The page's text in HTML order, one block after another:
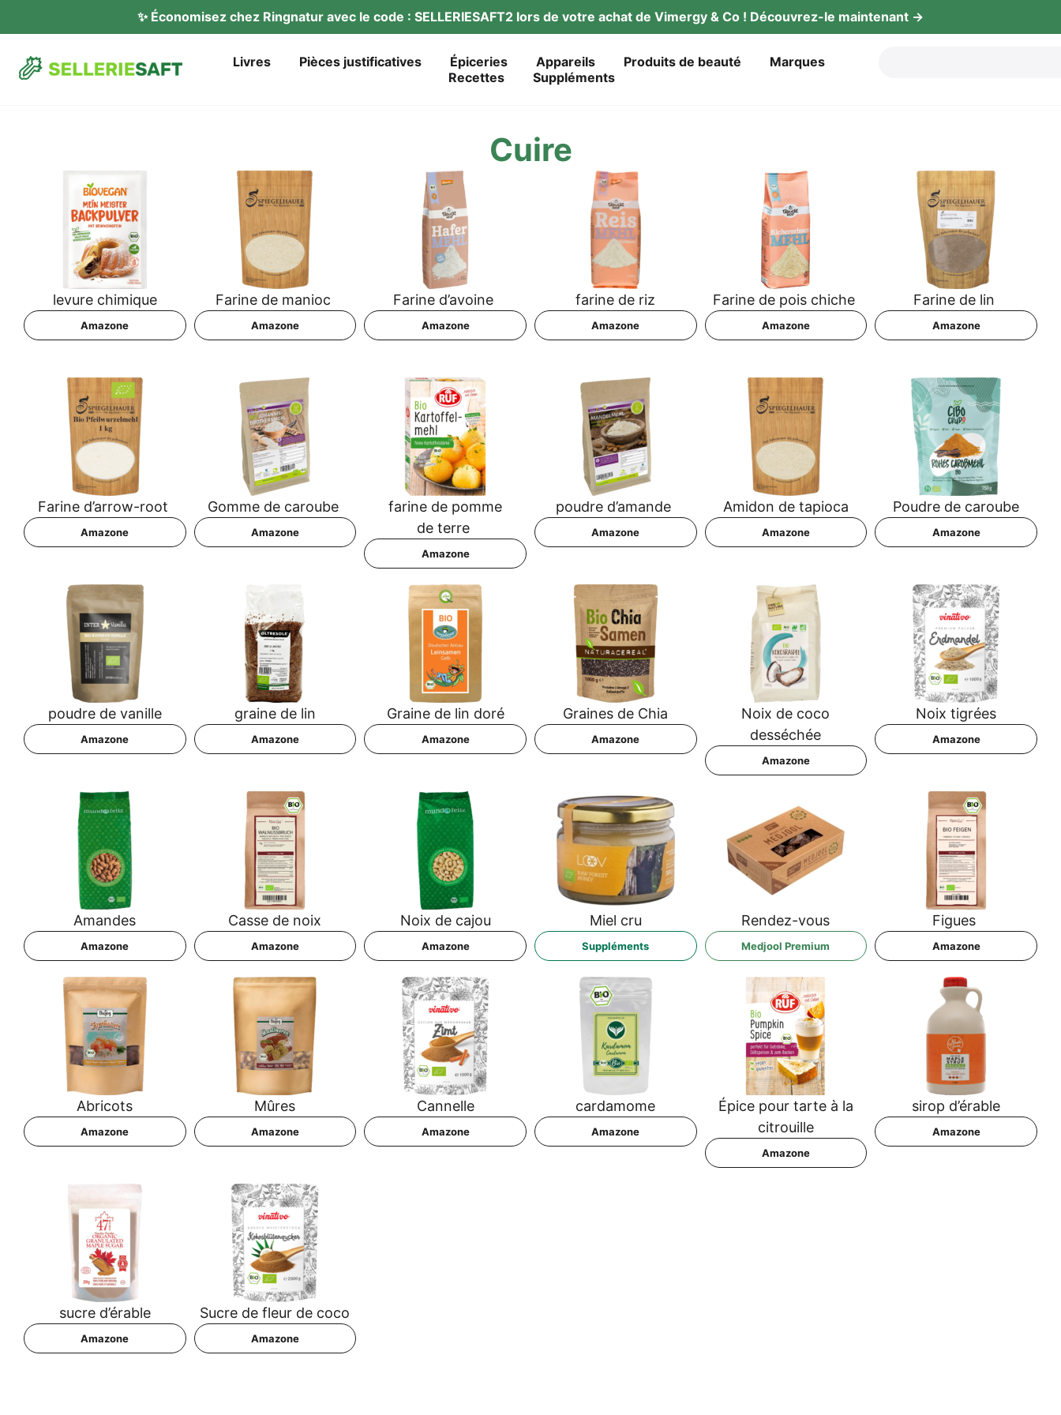
✨ Éco­no­mi­sez chez Ring­na­tur avec le code : SELLERIESAFT2 lors de vot­re achat de Vimer­gy & Co ! Décou­vrez-le maintenant →
Liv­res Piè­ces justificatives Épi­ce­ries Appareils Pro­duits de beauté
Mar­ques
Recet­tes
Sup­p­lé­ments
Cui­re
levu­re chimique
Ama­zo­ne
Fari­ne de manioc
Ama­zo­ne
Fari­ne d’avoine
Ama­zo­ne
fari­ne de riz
Ama­zo­ne
Fari­ne de pois chiche
Ama­zo­ne
Fari­ne de lin
Ama­zo­ne
Fari­ne d’arrow-root
Ama­zo­ne
Gom­me de caroube
Ama­zo­ne
fari­ne de pom­me
de terre
Ama­zo­ne
poud­re d’amande
Ama­zo­ne
Ami­don de tapioca
Ama­zo­ne
Poud­re de caroube
Ama­zo­ne
poud­re de vanille
Ama­zo­ne
grai­ne de lin
Ama­zo­ne
Grai­ne de lin doré
Ama­zo­ne
Grai­nes de Chia
Ama­zo­ne
Noix de coco
desséchée
Ama­zo­ne
Noix tig­rées
Ama­zo­ne
Aman­des
Ama­zo­ne
Cas­se de noix
Ama­zo­ne
Noix de cajou
Ama­zo­ne
Miel cru
Sup­p­lé­ments
Ren­dez-vous
Med­jool Premium
Figues
Ama­zo­ne
Abri­cots
Ama­zo­ne
Mûres
Ama­zo­ne
Can­nel­le
Ama­zo­ne
car­da­mo­me
Ama­zo­ne
Épi­ce pour tar­te à la
citrouille
Ama­zo­ne
sirop d’é­ra­ble
Ama­zo­ne
sucre d’é­ra­ble
Ama­zo­ne
Sucre de fleur de coco
Ama­zo­ne